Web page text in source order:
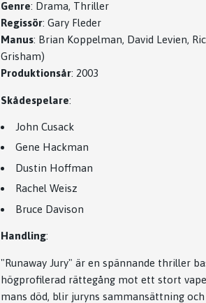
Genre: Drama, Thriller
Regissör: Gary Fleder
Manus: Brian Koppelman, David Levien,
Grisham)
Produktionsår: 2003
Skådespelare:
John Cusack
Gene Hackman
Dustin Hoffman
Rachel Weisz
Bruce Davison
Handling:
"Runaway Jury" är en spännande thriller
högprofilerad rättegång mot ett stort
mans död, blir juryns sammansättning